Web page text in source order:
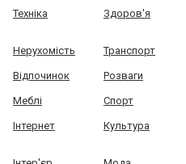
Техніка Здоров'я
Нерухомість Транспорт
Відпочинок Розваги
Меблі Спорт
Інтернет Культура